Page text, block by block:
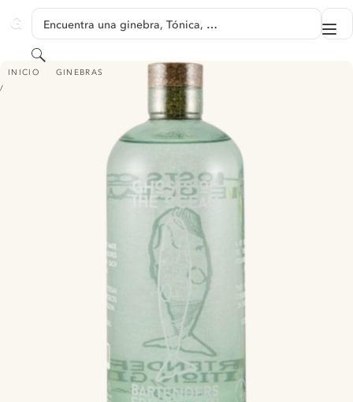
GINVENTORY
Encuentra una ginebra, Tónica, …
Buscar
INICIO GINEBRAS
GHOSTS OF THE OCEAN - BARTENDERS EDITION